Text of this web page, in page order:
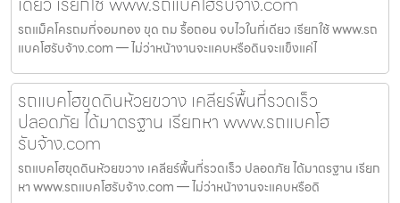
รถแม็คโครถมที่จอมทอง ขุด ถม รื้อถอน จบไวในที่เดียว เรียกใช้ www.รถ
แบคโฮรับจ้าง.com — ไม่ว่าหน้างานจะแคบหรือดินจะแข็งแค่ไ
รถแบคโฮขุดดินห้วยขวาง เคลียร์พื้นที่รวดเร็ว
ปลอดภัย ได้มาตรฐาน เรียกหา www.รถแบคโฮ
รับจ้าง.com
รถแบคโฮขุดดินห้วยขวาง เคลียร์พื้นที่รวดเร็ว ปลอดภัย ได้มาตรฐาน เรียก
หา www.รถแบคโฮรับจ้าง.com — ไม่ว่าหน้างานจะแคบหรือดิ